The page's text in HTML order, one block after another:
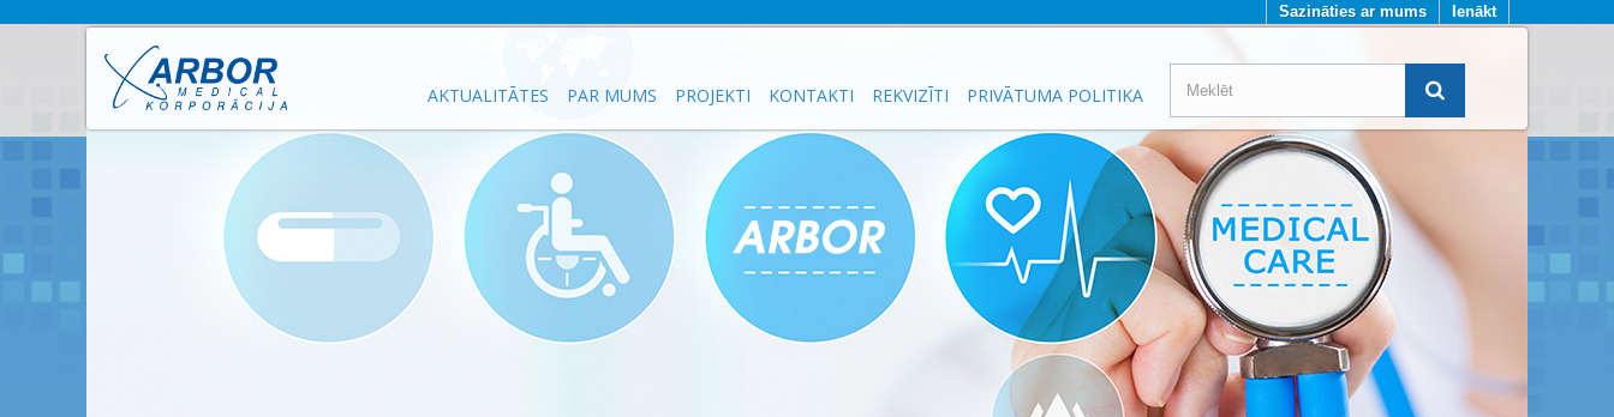
Ienākt
Sazināties ar mums
AKTUALITĀTES PAR MUMS PROJEKTI KONTAKTI REKVIZĪTI PRIVĀTUMA POLITIKA